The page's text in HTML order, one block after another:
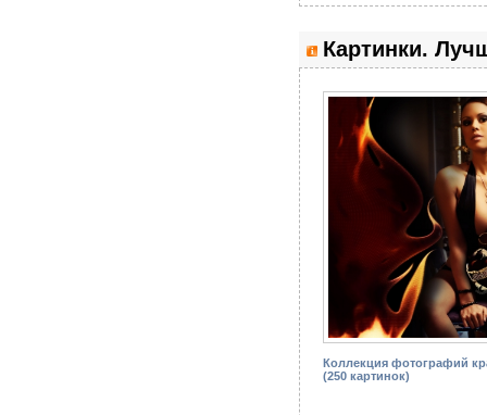
Картинки.
Коллекция фотографий
(250 картинок)